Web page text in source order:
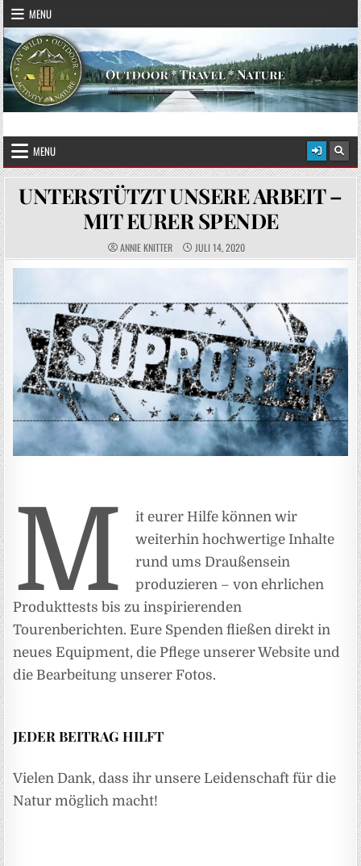
Skip to content
MENU
STAY WILD – OUTDOOR
MENU
UNTERSTÜTZT UNSERE ARBEIT –
MIT EURER SPENDE
ANNIE KNITTER JULI 14, 2020
M
it eurer Hilfe können wir
weiterhin hochwertige Inhalte
rund ums Draußensein
produzieren – von ehrlichen
Produkttests bis zu inspirierenden
Tourenberichten. Eure Spenden fließen direkt in
neues Equipment, die Pflege unserer Website und
die Bearbeitung unserer Fotos.
JEDER BEITRAG HILFT
Vielen Dank, dass ihr unsere Leidenschaft für die
Natur möglich macht!